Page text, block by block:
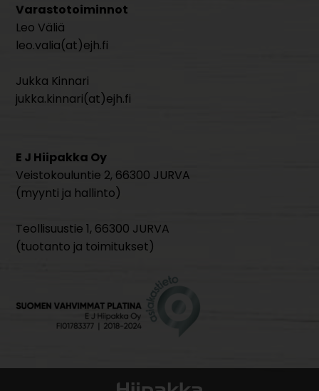
Varastotoiminnot
Leo Väliä
leo.valia(at)ejh.fi
Jukka Kinnari
jukka.kinnari(at)ejh.fi
E J Hiipakka Oy
Veistokouluntie 2, 66300 JURVA
(myynti ja hallinto)
Teollisuustie 1, 66300 JURVA
(tuotanto ja toimitukset)